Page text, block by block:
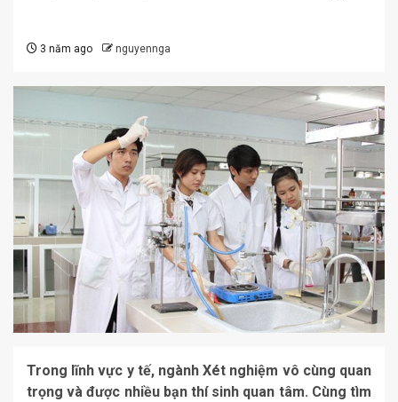
3 năm ago nguyennga
Trong lĩnh vực y tế, ngành Xét nghiệm vô cùng quan
trọng và được nhiều bạn thí sinh quan tâm. Cùng tìm